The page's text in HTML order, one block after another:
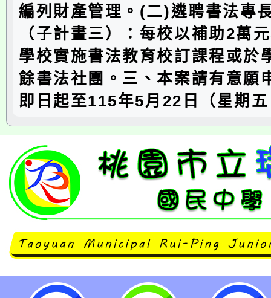
編列財產管理。(二)遴聘書法專
（子計畫三）：每校以補助2萬
學校實施書法教育校訂課程或於
餘書法社團。三、本案請有意願
即日起至115年5月22日（星期五
neilrpjhstyc網站設計者：徐嘉